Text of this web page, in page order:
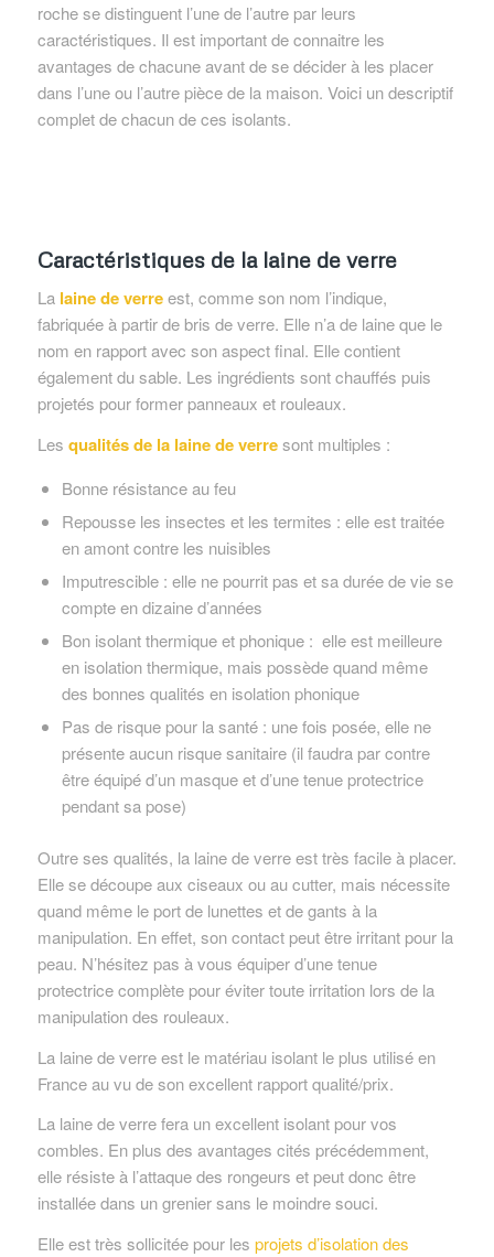
roche se distinguent l’une de l’autre par leurs
caractéristiques. Il est important de connaitre les
avantages de chacune avant de se décider à les placer
dans l’une ou l’autre pièce de la maison. Voici un descriptif
complet de chacun de ces isolants.
Caractéristiques de la laine de verre
La laine de verreest, comme son nom l’indique,
fabriquée à partir de bris de verre. Elle n’a de laine que le
nom en rapport avec son aspect final. Elle contient
également du sable. Les ingrédients sont chauffés puis
projetés pour former panneaux et rouleaux.
Les qualités de la laine de verresont multiples :
Bonne résistance au feu
Repousse les insectes et les termites : elle est traitée
en amont contre les nuisibles
Imputrescible : elle ne pourrit pas et sa durée de vie se
compte en dizaine d’années
Bon isolant thermique et phonique : elle est meilleure
en isolation thermique, mais possède quand même
des bonnes qualités en isolation phonique
Pas de risque pour la santé : une fois posée, elle ne
présente aucun risque sanitaire (il faudra par contre
être équipé d’un masque et d’une tenue protectrice
pendant sa pose)
Outre ses qualités, la laine de verre est très facile à placer.
Elle se découpe aux ciseaux ou au cutter, mais nécessite
quand même le port de lunettes et de gants à la
manipulation. En effet, son contact peut être irritant pour la
peau. N’hésitez pas à vous équiper d’une tenue
protectrice complète pour éviter toute irritation lors de la
manipulation des rouleaux.
La laine de verre est le matériau isolant le plus utilisé en
France au vu de son excellent rapport qualité/prix.
La laine de verre fera un excellent isolant pour vos
combles. En plus des avantages cités précédemment,
elle résiste à l’attaque des rongeurs et peut donc être
installée dans un grenier sans le moindre souci.
Elle est très sollicitée pour les projets d’isolation des